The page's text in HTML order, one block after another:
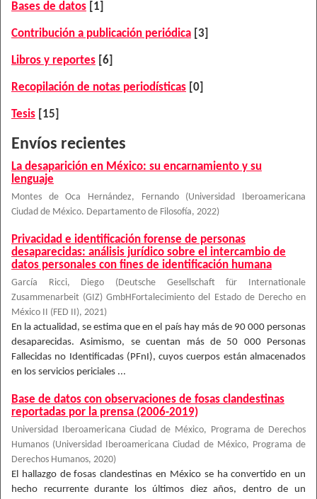
Bases de datos [1]
Contribución a publicación periódica [3]
Libros y reportes [6]
Recopilación de notas periodísticas [0]
Tesis [15]
Envíos recientes
La desaparición en México: su encarnamiento y su
lenguaje
Montes de Oca Hernández, Fernando (Universidad Iberoamericana
Ciudad de México. Departamento de Filosofía, 2022)
Privacidad e identificación forense de personas
desaparecidas: análisis jurídico sobre el intercambio de
datos personales con fines de identificación humana
García Ricci, Diego ( Deutsche Gesellschaft für Internationale
Zusammenarbeit (GIZ) GmbHFortalecimiento del Estado de Derecho en
México II (FED II), 2021)
En la actualidad, se estima que en el país hay más de 90 000 personas
desaparecidas. Asimismo, se cuentan más de 50 000 Personas
Fallecidas no Identificadas (PFnI), cuyos cuerpos están almacenados
en los servicios periciales ...
Base de datos con observaciones de fosas clandestinas
reportadas por la prensa (2006-2019)
Universidad Iberoamericana Ciudad de México, Programa de Derechos
Humanos (Universidad Iberoamericana Ciudad de México, Programa de
Derechos Humanos, 2020)
El hallazgo de fosas clandestinas en México se ha convertido en un
hecho recurrente durante los últimos diez años, dentro de un